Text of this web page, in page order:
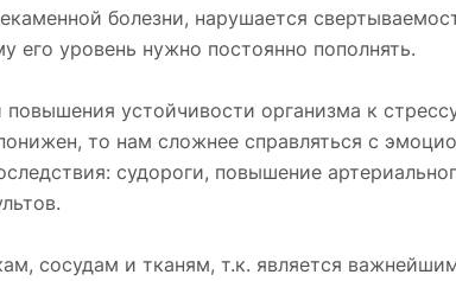
болезни, нарушается
уровень нужно постоянно пополнять.
устойчивости организма к
то нам сложнее справляться с
судороги, повышение
сосудам и тканям, т.к. является